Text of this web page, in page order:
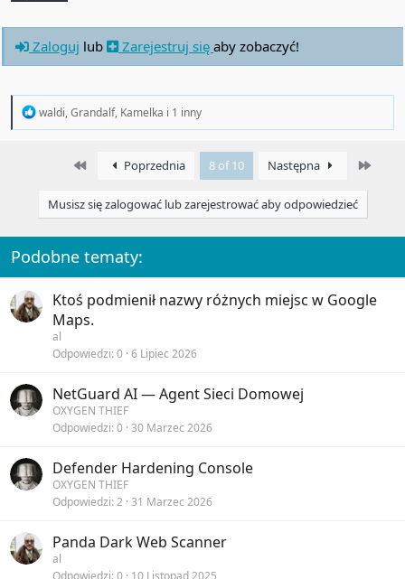
Zaloguj lub Zarejestruj się aby zobaczyć!
R
:
waldi,Grandalf, Kamelka i 1 inny
First Poprzednia 8 of 10 Następna
Musisz się zalogować lub zarejestrować aby odpowiedzieć
Podobne tematy:
Ktoś podmienił nazwy różnych miejsc w Google
Maps.
al
Odpowiedzi 0 6 Lipiec 2026
NetGuard AI — Agent Sieci Domowej
OXYGEN THIEF
Odpowiedzi 0 30 Marzec 2026
Defender Hardening Console
OXYGEN THIEF
Odpowiedzi 2 31 Marzec 2026
Panda Dark Web Scanner
al
Odpowiedzi 0 10 Listopad 2025